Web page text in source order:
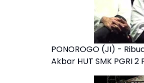
PONOROGO (JI) -
Akbar HUT SMK PGRI